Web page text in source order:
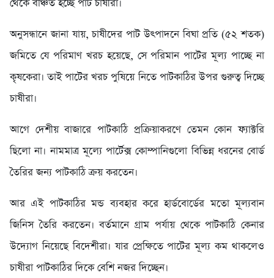
থেকে বঞ্চিত হচ্ছে পাট চাষীরা।
অনুসন্ধানে জানা যায়, চাষীদের পাট উৎপাদনে বিঘা প্রতি (৫২ শতক)
জমিতে যে পরিমাণ খরচ হয়েছে, সে পরিমান পাটের মূল্য পাচ্ছে না
কৃষকেরা। তাই পাটের খরচ পুষিয়ে নিতে পাটকাঠির উপর গুরুত্ব দিচ্ছে
চাষীরা।
আগে দেশীয় বাজারে পাটকাঠি প্রক্রিয়াকরণে তেমন কোন ফ্যাক্টরি
ছিলো না। নামমাত্র মূল্যে পার্টেক্স কোম্পানিগুলো বিভিন্ন ধরনের বোর্ড
তৈরির জন্য পাটকাঠি ক্রয় করতেন।
আর এই পাটকাঠির মন্ড ব্যবহার করে হার্ডবোর্ডের মতো মূল্যবান
জিনিস তৈরি করতেন। বর্তমানে গ্রাম পর্যায় থেকে পাটকাঠি কেনার
উদ্যোগ নিয়েছে বিদেশীরা। যার প্রেক্ষিতে পাটের মূল্য কম থাকলেও
চাষীরা পাটকাঠির দিকে বেশি নজর দিচ্ছেন।